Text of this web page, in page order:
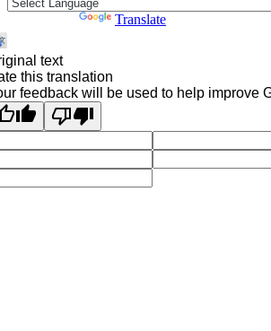
Translate
text
this translation
feedback will be used to help improve